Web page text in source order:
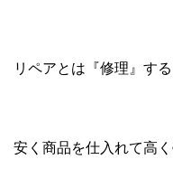
リペアとは『修理』する
安く商品を仕入れて高く